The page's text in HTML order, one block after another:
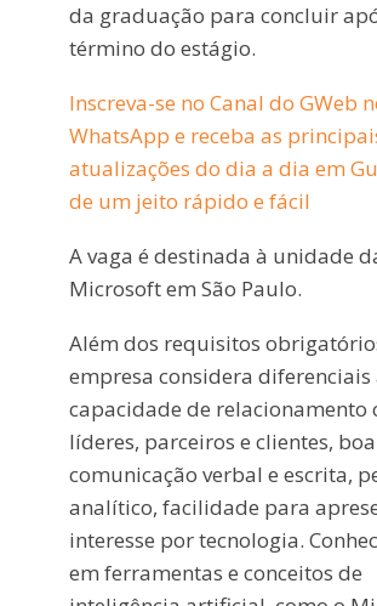
da graduação para concluir
término do estágio.
Inscreva-se no Canal do GWeb
WhatsApp e receba as
atualizações do dia a dia em
de um jeito rápido e fácil
A vaga é destinada à unidade
Microsoft em São Paulo.
Além dos requisitos
empresa considera diferenciais
capacidade de relacionamento
líderes, parceiros e clientes, boa
comunicação verbal e escrita,
analítico, facilidade para
interesse por tecnologia.
em ferramentas e conceitos de